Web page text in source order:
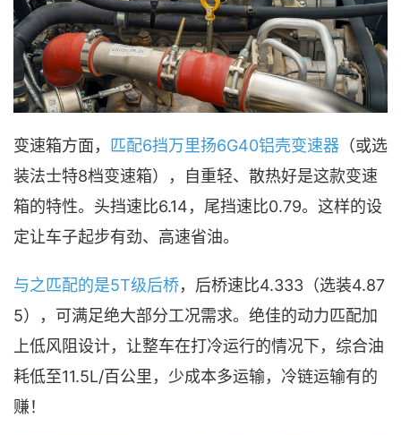
变速箱方面， 匹配6挡万里扬6G40铝壳变速器 （或选
装法士特8档变速箱），自重轻、散热好是这款变速
箱的特性。头挡速比6.14，尾挡速比0.79。这样的设
定让车子起步有劲、高速省油。
与之匹配的是5T级后桥，后桥速比4.333（选装4.87
5），可满足绝大部分工况需求。绝佳的动力匹配加
上低风阻设计，让整车在打冷运行的情况下，综合油
耗低至11.5L/百公里，少成本多运输，冷链运输有的
赚！